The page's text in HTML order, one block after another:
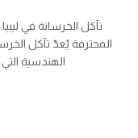
تآكل الخرسانة في
المحترفة يُعدّ تآكل
الهندسية التي